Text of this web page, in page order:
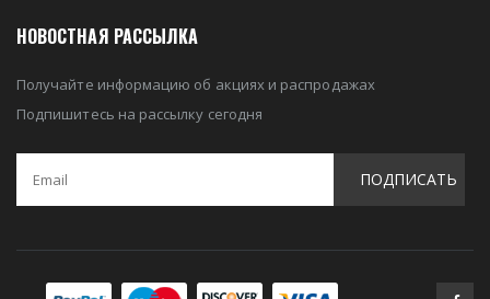
НОВОСТНАЯ РАССЫЛКА
Получайте информацию об акциях и распродажах
Подпишитесь на рассылку сегодня
ПОДПИСАТЬ